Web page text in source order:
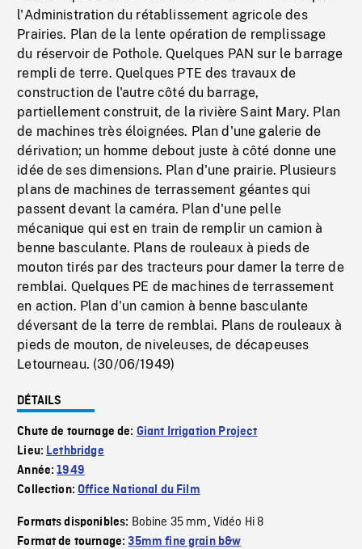
l'Administration du rétablissement agricole des
Prairies. Plan de la lente opération de remplissage
du réservoir de Pothole. Quelques PAN sur le barrage
rempli de terre. Quelques PTE des travaux de
construction de l'autre côté du barrage,
partiellement construit, de la rivière Saint Mary. Plan
de machines très éloignées. Plan d'une galerie de
dérivation; un homme debout juste à côté donne une
idée de ses dimensions. Plan d'une prairie. Plusieurs
plans de machines de terrassement géantes qui
passent devant la caméra. Plan d'une pelle
mécanique qui est en train de remplir un camion à
benne basculante. Plans de rouleaux à pieds de
mouton tirés par des tracteurs pour damer la terre de
remblai. Quelques PE de machines de terrassement
en action. Plan d'un camion à benne basculante
déversant de la terre de remblai. Plans de rouleaux à
pieds de mouton, de niveleuses, de décapeuses
Letourneau. (30/06/1949)
DÉTAILS
Chute de tournage de: Giant Irrigation Project
Lieu: Lethbridge
Année:1949
Collection:Office National du Film
Formats disponibles: Bobine 35 mm, Vidéo Hi 8
Format de tournage:35mm fine grain b&w